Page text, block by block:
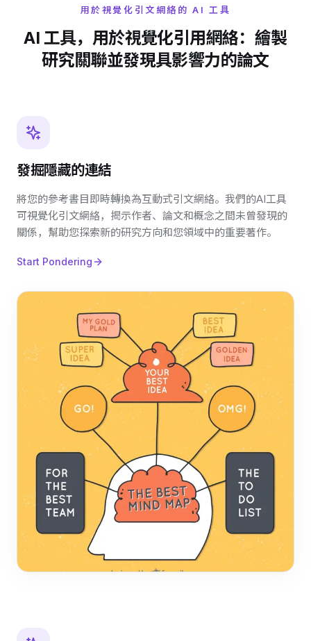
用於視覺化引文網絡的 AI 工具
AI 工具，用於視覺化引用網絡：繪製
研究關聯並發現具影響力的論文
發掘隱藏的連結
將您的參考書目即時轉換為互動式引文網絡。我們的AI工具
可視覺化引文網絡，揭示作者、論文和概念之間未曾發現的
關係，幫助您探索新的研究方向和您領域中的重要著作。
Start Pondering